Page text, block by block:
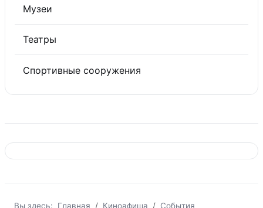
Музеи
Театры
Спортивные сооружения
Вы здесь: Главная Киноафиша События